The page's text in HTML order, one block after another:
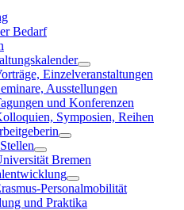
Bedarf
Einzelveranstaltungen
Ausstellungen
und Konferenzen
Symposien, Reihen
Bremen
Personalmobilität
und Praktika